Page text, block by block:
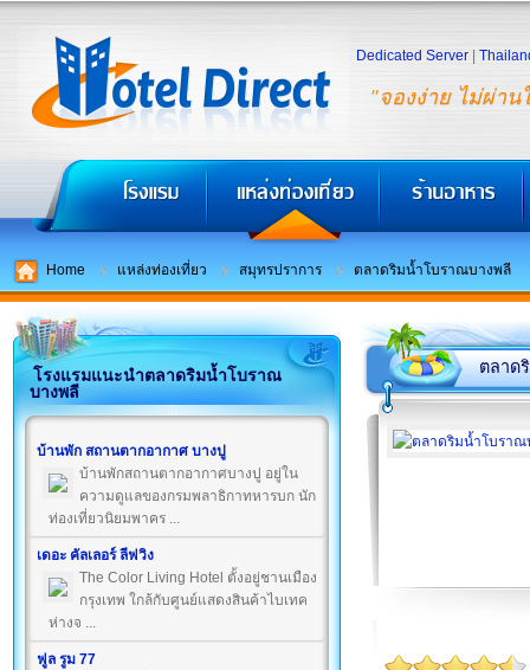
"จองง่าย ไม่ผ่าน
Dedicated Server
Home แหล่งท่องเที่ยว สมุทรปราการ ตลาดริมน้ำโบราณบางพลี
โรงแรมแนะนำตลาดริมน้ำโบราณ
บางพลี
บ้านพัก สถานตากอากาศ บางปู
บ้านพักสถานตากอากาศบางปู อยู่ใน
ความดูแลของกรมพลาธิกาทหารบก นัก
ท่องเที่ยวนิยมพาคร ...
เดอะ คัลเลอร์ ลีฟวิง
The Color Living Hotel ตั้งอยู่ชานเมือง
กรุงเทพ ใกล้กับศูนย์แสดงสินค้าไบเทค
ห่างจ ...
ฟูล รูม 77
ตลาด